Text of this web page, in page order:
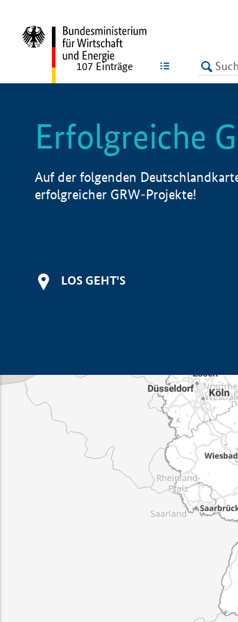
LISTE
107 Einträge
Erfolgreiche
Auf der folgenden
erfolgreicher GRW-Projekte!
LOS GEHT'S